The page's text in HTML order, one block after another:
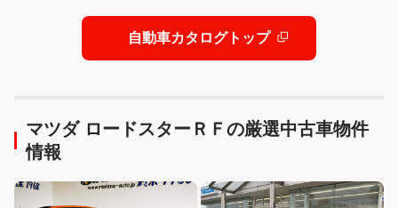
自動車カタログトップ
マツダ ロードスターＲＦの厳選中古車物件
情報